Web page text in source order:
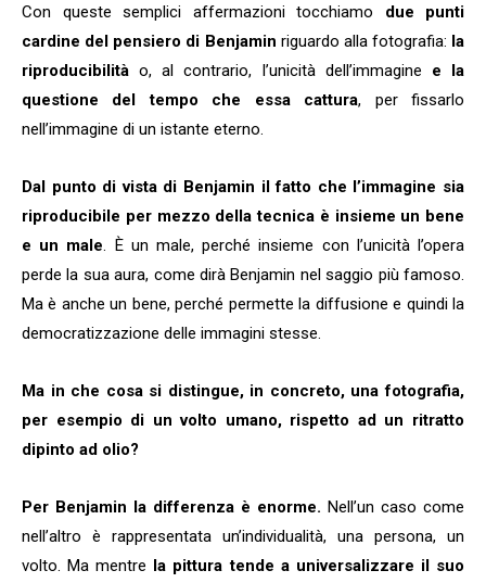
Con queste semplici affermazioni tocchiamo due punti
cardine del pensiero di Benjamin riguardo alla fotografia: la
riproducibilitào, al contrario, l’unicità dell’immagine e la
questione del tempo che essa cattura, per fissarlo
nell’immagine di un istante eterno.
Dal punto di vista di Benjamin il fatto che l’immagine sia
riproducibile per mezzo della tecnica è insieme un bene
e un male . È un male, perché insieme con l’unicità l’opera
perde la sua aura, come dirà Benjamin nel saggio più famoso.
Ma è anche un bene, perché permette la diffusione e quindi la
democratizzazione delle immagini stesse.
Ma in che cosa si distingue, in concreto, una fotografia,
per esempio di un volto umano, rispetto ad un ritratto
dipinto ad olio?
Per Benjamin la differenza è enorme. Nell’un caso come
nell’altro è rappresentata un’individualità, una persona, un
volto. Ma mentre la pittura tende a universalizzare il suo